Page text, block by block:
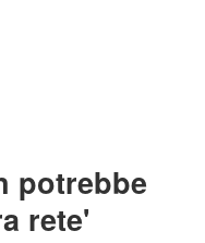
potrebbe
rete'